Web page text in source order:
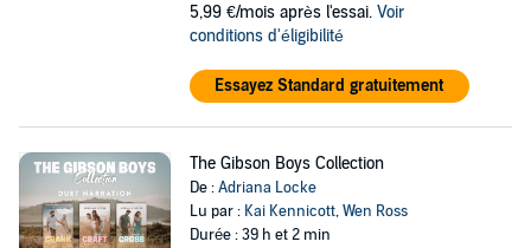
5,99 €/mois après l'essai. Voir
conditions d'éligibilité
Essayez Standard gratuitement
The Gibson Boys Collection
De :Adriana Locke
Lu par : Kai Kennicott,Wen Ross
Durée : 39 h et 2 min